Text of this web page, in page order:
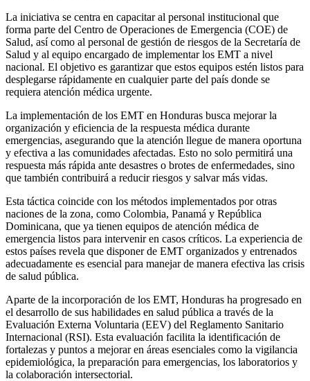
La iniciativa se centra en capacitar al personal institucional que
forma parte del Centro de Operaciones de Emergencia (COE) de
Salud, así como al personal de gestión de riesgos de la Secretaría de
Salud y al equipo encargado de implementar los EMT a nivel
nacional. El objetivo es garantizar que estos equipos estén listos para
desplegarse rápidamente en cualquier parte del país donde se
requiera atención médica urgente.​
La implementación de los EMT en Honduras busca mejorar la
organización y eficiencia de la respuesta médica durante
emergencias, asegurando que la atención llegue de manera oportuna
y efectiva a las comunidades afectadas. Esto no solo permitirá una
respuesta más rápida ante desastres o brotes de enfermedades, sino
que también contribuirá a reducir riesgos y salvar más vidas.​
Esta táctica coincide con los métodos implementados por otras
naciones de la zona, como Colombia, Panamá y República
Dominicana, que ya tienen equipos de atención médica de
emergencia listos para intervenir en casos críticos. La experiencia de
estos países revela que disponer de EMT organizados y entrenados
adecuadamente es esencial para manejar de manera efectiva las crisis
de salud pública.
Aparte de la incorporación de los EMT, Honduras ha progresado en
el desarrollo de sus habilidades en salud pública a través de la
Evaluación Externa Voluntaria (EEV) del Reglamento Sanitario
Internacional (RSI). Esta evaluación facilita la identificación de
fortalezas y puntos a mejorar en áreas esenciales como la vigilancia
epidemiológica, la preparación para emergencias, los laboratorios y
la colaboración intersectorial.